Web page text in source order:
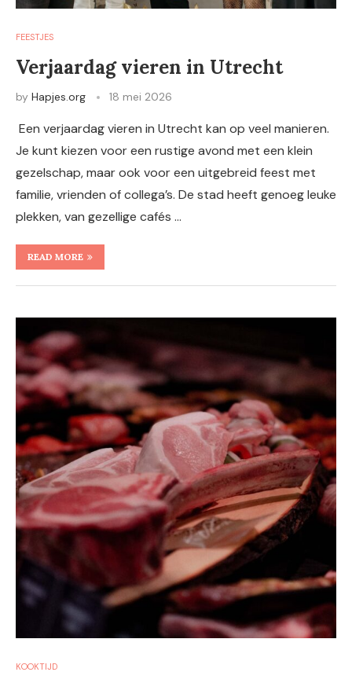
FEESTJES
Verjaardag vieren in Utrecht
by Hapjes.org 18 mei 2026
Een verjaardag vieren in Utrecht kan op veel manieren.
Je kunt kiezen voor een rustige avond met een klein
gezelschap, maar ook voor een uitgebreid feest met
familie, vrienden of collega’s. De stad heeft genoeg leuke
plekken, van gezellige cafés …
READ MORE
KOOKTIJD